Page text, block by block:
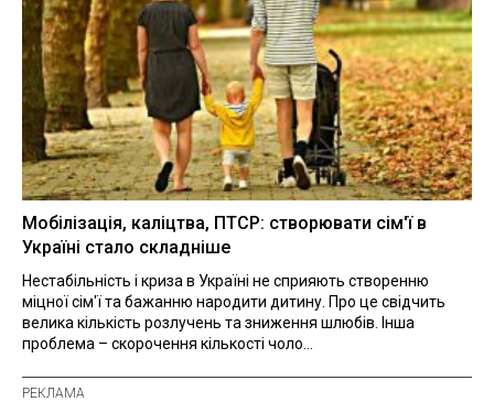
Мобілізація, каліцтва, ПТСР: створювати сім'ї в
Україні стало складніше
Нестабільність і криза в Україні не сприяють створенню
міцної сім'ї та бажанню народити дитину. Про це свідчить
велика кількість розлучень та зниження шлюбів. Інша
проблема – скорочення кількості чоло...